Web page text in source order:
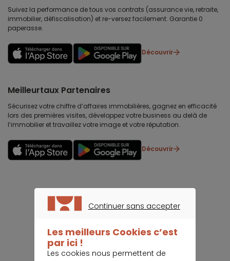
Suivez la performance de tous vos contrats (assurance vie, retraite,
immobilier, défiscalisation) et re-versez facilement. Garantie 0
paperasse.
Découvrir
Meilleurtaux Partenaires
Sécurisez votre chiffre d’affaires immobilières, gagnez en efficacité
lors des premières visites, développez votre business au delà de
l’immobilier et travaillez votre image et votre réputation.
Découvrir
Continuer sans accepter
Les meilleurs Cookies c’est
par ici !
Les cookies nous permettent de